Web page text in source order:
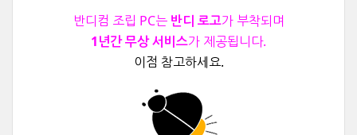
반디컴 조립 PC는 반디 로고가 부착되며
1년간 무상 서비스가 제공됩니다.
이점 참고하세요.